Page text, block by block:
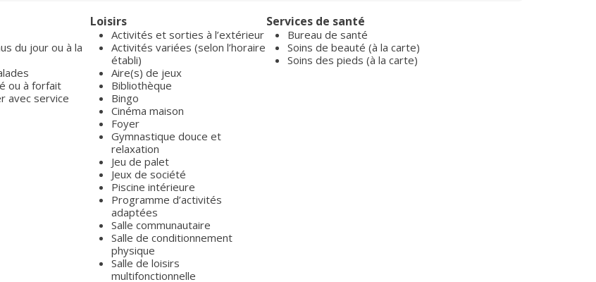
du jour ou à la
ou à forfait
avec service
Loisirs
Activités et sorties à l’extérieur
Activités variées (selon l’horaire
établi)
Aire(s) de jeux
Bibliothèque
Bingo
Cinéma maison
Foyer
Gymnastique douce et
relaxation
Jeu de palet
Jeux de société
Piscine intérieure
Programme d’activités
adaptées
Salle communautaire
Salle de conditionnement
physique
Salle de loisirs
multifonctionnelle
Services de santé
Bureau de santé
Soins de beauté (à la carte)
Soins des pieds (à la carte)